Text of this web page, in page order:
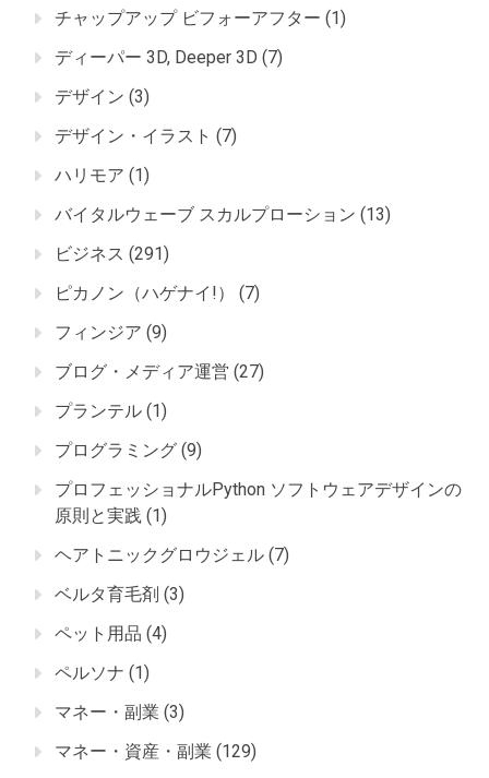
チャップアップ ビフォーアフター (1)
ディーパー 3D, Deeper 3D (7)
デザイン (3)
デザイン・イラスト (7)
ハリモア (1)
バイタルウェーブ スカルプローション (13)
ビジネス (291)
ピカノン（ハゲナイ!）
(7)
フィンジア (9)
ブログ・メディア運営 (27)
プランテル (1)
プログラミング (9)
プロフェッショナルPython ソフトウェアデザインの
原則と実践 (1)
ヘアトニックグロウジェル (7)
ベルタ育毛剤 (3)
ペット用品 (4)
ペルソナ (1)
マネー・副業 (3)
マネー・資産・副業 (129)